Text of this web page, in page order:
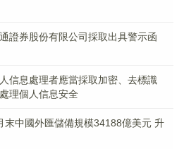
證券股份有限公司採取出具警示函
信息處理者應當採取加密、去標識
理個人信息安全
末中國外匯儲備規模34188億美元 升